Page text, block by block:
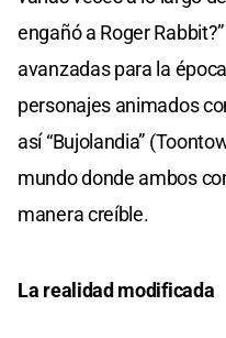
engañó a Roger
avanzadas para la
personajes animados
así “Bujolandia”
mundo donde ambos
manera creíble.
La realidad modificada